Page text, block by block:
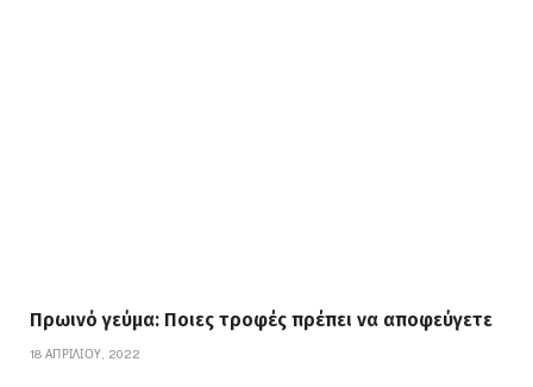
Πρωινό γεύμα: Ποιες τροφές πρέπει να αποφεύγετε
18 ΑΠΡΙΛΊΟΥ, 2022